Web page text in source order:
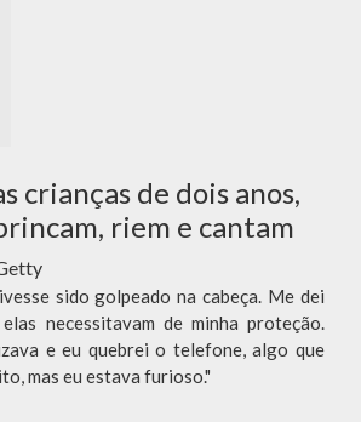
crianças de dois anos,
riem e cantam
sido golpeado na cabeça. Me dei
necessitavam de minha proteção.
e eu quebrei o telefone, algo que
mas eu estava furioso."